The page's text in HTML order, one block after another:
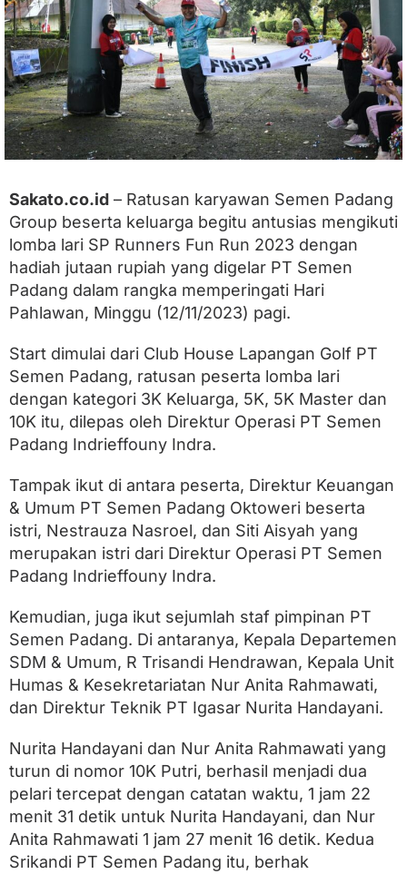
2
0
2
3
B
e
r
l
a
n
s
n
g
M
e
r
i
a
Sakato.co.id – Ratusan karyawan Semen Padang
Group beserta keluarga begitu antusias mengikuti
lomba lari SP Runners Fun Run 2023 dengan
hadiah jutaan rupiah yang digelar PT Semen
Padang dalam rangka memperingati Hari
Pahlawan, Minggu (12/11/2023) pagi.
Start dimulai dari Club House Lapangan Golf PT
Semen Padang, ratusan peserta lomba lari
dengan kategori 3K Keluarga, 5K, 5K Master dan
10K itu, dilepas oleh Direktur Operasi PT Semen
Padang Indrieffouny Indra.
Tampak ikut di antara peserta, Direktur Keuangan
& Umum PT Semen Padang Oktoweri beserta
istri, Nestrauza Nasroel, dan Siti Aisyah yang
merupakan istri dari Direktur Operasi PT Semen
Padang Indrieffouny Indra.
Kemudian, juga ikut sejumlah staf pimpinan PT
Semen Padang. Di antaranya, Kepala Departemen
SDM & Umum, R Trisandi Hendrawan, Kepala Unit
Humas & Kesekretariatan Nur Anita Rahmawati,
dan Direktur Teknik PT Igasar Nurita Handayani.
Nurita Handayani dan Nur Anita Rahmawati yang
turun di nomor 10K Putri, berhasil menjadi dua
pelari tercepat dengan catatan waktu, 1 jam 22
menit 31 detik untuk Nurita Handayani, dan Nur
Anita Rahmawati 1 jam 27 menit 16 detik. Kedua
Srikandi PT Semen Padang itu, berhak